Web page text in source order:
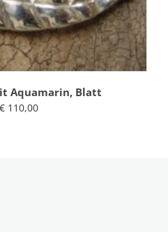
Aquamarin, Blatt
€110,00